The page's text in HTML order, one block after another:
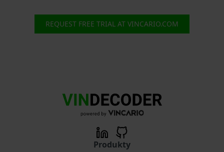
REQUEST FREE TRIAL AT VINCARIO.COM
Produkty